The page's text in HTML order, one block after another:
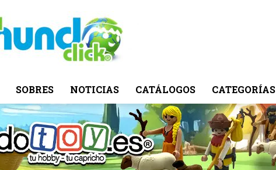
El
SOBRES NOTICIAS CATÁLOGOS CATEGORÍAS